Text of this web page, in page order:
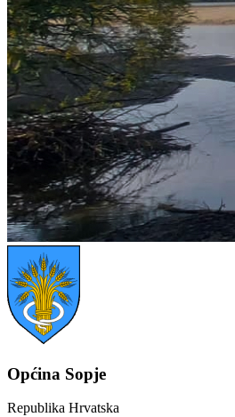
Općina Sopje
Republika Hrvatska